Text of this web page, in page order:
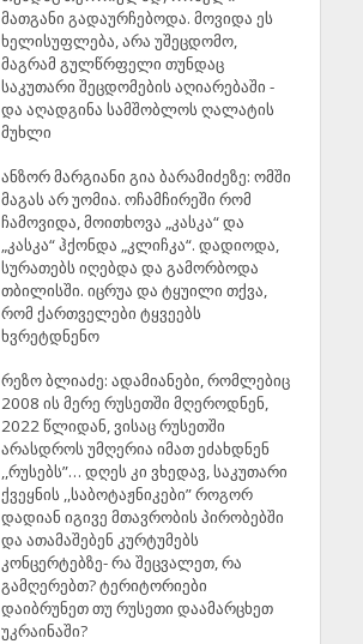
მათგანი გადაურჩებოდა. მოვიდა ეს
ხელისუფლება, არა უშეცდომო,
მაგრამ გულწრფელი თუნდაც
საკუთარი შეცდომების აღიარებაში -
და აღადგინა სამშობლოს ღალატის
მუხლი
ანზორ მარგიანი გია ბარამიძეზე: ომში
მაგას არ უომია. ოჩამჩირეში რომ
ჩამოვიდა, მოითხოვა „კასკა“ და
„კასკა“ ჰქონდა „კლიჩკა“. დადიოდა,
სურათებს იღებდა და გამორბოდა
თბილისში. იცრუა და ტყუილი თქვა,
რომ ქართველები ტყვეებს
ხვრეტდნენო
რეზო ბლიაძე: ადამიანები, რომლებიც
2008 ის მერე რუსეთში მღეროდნენ,
2022 წლიდან, ვისაც რუსეთში
არასდროს უმღერია იმათ ეძახდნენ
,,რუსებს”… დღეს კი ვხედავ, საკუთარი
ქვეყნის ,,საბოტაჟნიკები” როგორ
დადიან იგივე მთავრობის პირობებში
და ათამაშებენ კურტუმებს
კონცერტებზე- რა შეცვალეთ, რა
გამღერებთ? ტერიტორიები
დაიბრუნეთ თუ რუსეთი დაამარცხეთ
უკრაინაში?